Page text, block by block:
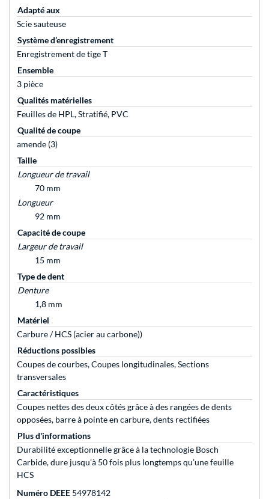
Adapté aux
Scie sauteuse
Système d’enregistrement
Enregistrement de tige T
Ensemble
3 pièce
Qualités matérielles
Feuilles de HPL, Stratifié, PVC
Qualité de coupe
amende (3)
Taille
Longueur de travail
70 mm
Longueur
92 mm
Capacité de coupe
Largeur de travail
15 mm
Type de dent
Denture
1,8 mm
Matériel
Carbure / HCS (acier au carbone))
Réductions possibles
Coupes de courbes, Coupes longitudinales, Sections
transversales
Caractéristiques
Coupes nettes des deux côtés grâce à des rangées de dents
opposées, barre à pointe en carbure, dents rectifiées
Plus d'informations
Durabilité exceptionnelle grâce à la technologie Bosch
Carbide, dure jusqu’à 50 fois plus longtemps qu’une feuille
HCS
Numéro DEEE 54978142